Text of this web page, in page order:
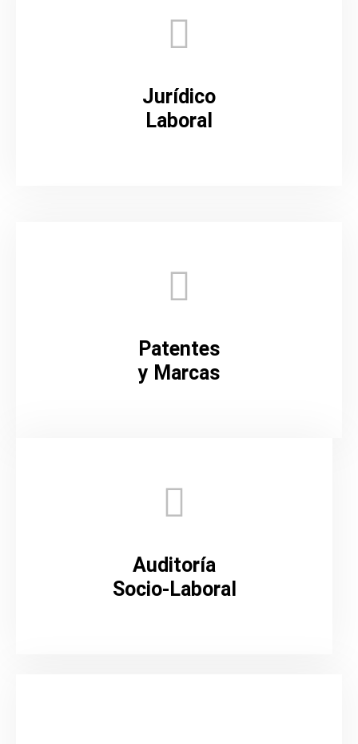
Jurídico
Laboral
Patentes
y Marcas
Auditoría
Socio-Laboral